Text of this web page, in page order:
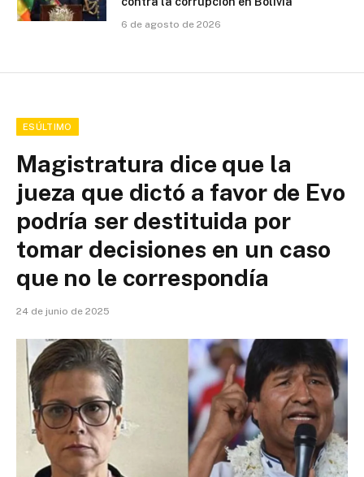
6 de agosto de 2026
ESÚLTIMO
Magistratura dice que la
jueza que dictó a favor de Evo
podría ser destituida por
tomar decisiones en un caso
que no le correspondía
24 de junio de 2025